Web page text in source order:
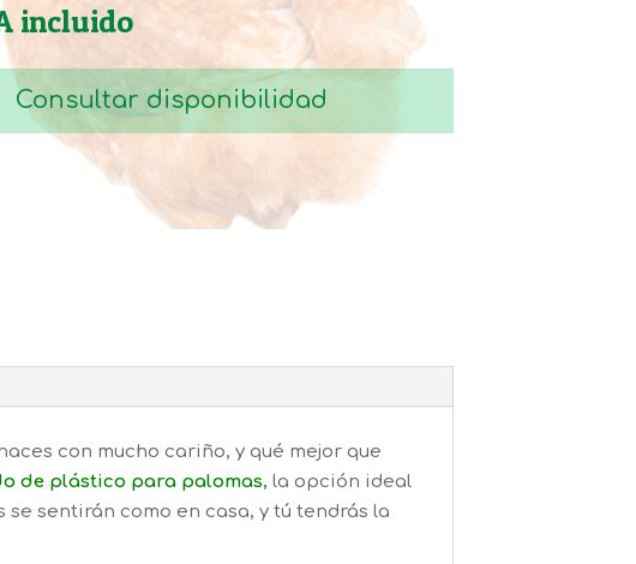
incluido
Consultar disponibilidad
con mucho cariño, y qué mejor que
de plástico para palomas, la opción ideal
sentirán como en casa, y tú tendrás la